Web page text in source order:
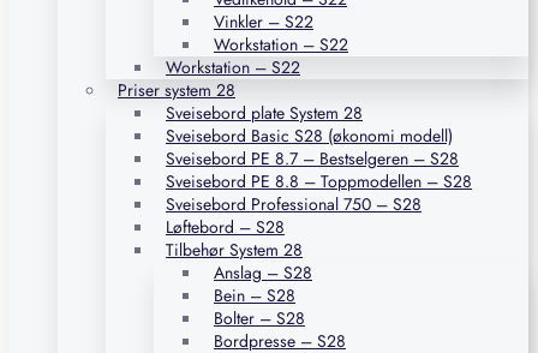
Vinkler – S22
Workstation – S22
Workstation – S22
Priser system 28
Sveisebord plate System 28
Sveisebord Basic S28 (økonomi modell)
Sveisebord PE 8.7 – Bestselgeren – S28
Sveisebord PE 8.8 – Toppmodellen – S28
Sveisebord Professional 750 – S28
Løftebord – S28
Tilbehør System 28
Anslag – S28
Bein – S28
Bolter – S28
Bordpresse – S28